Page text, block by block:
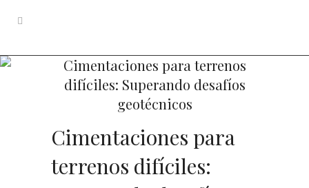
Cimentaciones para terrenos
difíciles: Superando desafíos
geotécnicos
Cimentaciones para
terrenos difíciles: